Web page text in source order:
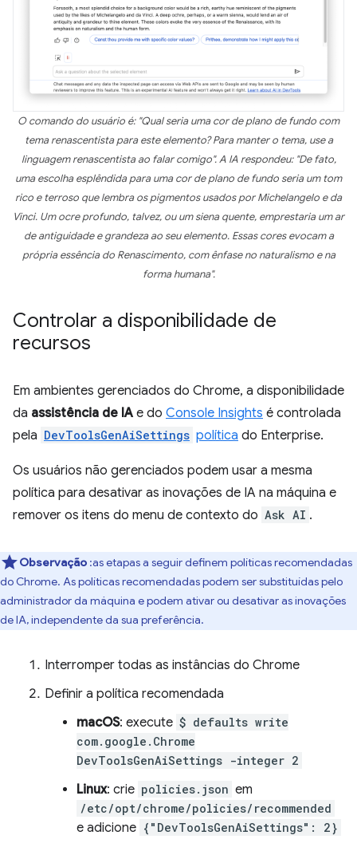
O comando do usuário é: "Qual seria uma cor de plano de fundo com
tema renascentista para este elemento? Para manter o tema, use a
linguagem renascentista ao falar comigo". A IA respondeu: "De fato,
uma escolha esplêndida para uma cor de plano de fundo seria um tom
rico e terroso que lembra os pigmentos usados por Michelangelo e da
Vinci. Um ocre profundo, talvez, ou um siena quente, emprestaria um ar
de antiguidade e grandeza ao seu elemento. Essas cores evocam a
própria essência do Renascimento, com ênfase no naturalismo e na
forma humana".
Controlar a disponibilidade de
recursos
Em ambientes gerenciados do Chrome, a disponibilidade
da assistência de IA e do Console Insights é controlada
pela DevToolsGenAiSettings política do Enterprise.
Os usuários não gerenciados podem usar a mesma
política para desativar as inovações de IA na máquina e
remover os itens do menu de contexto do Ask AI .
Observação :as etapas a seguir definem políticas recomendadas
do Chrome. As políticas recomendadas podem ser substituídas pelo
administrador da máquina e podem ativar ou desativar as inovações
de IA, independente da sua preferência.
Interromper todas as instâncias do Chrome
Definir a política recomendada
macOS: execute $ defaults write
com.google.Chrome
DevToolsGenAiSettings -integer 2
Linux: crie policies.json em
/etc/opt/chrome/policies/recommended
e adicione {"DevToolsGenAiSettings": 2}